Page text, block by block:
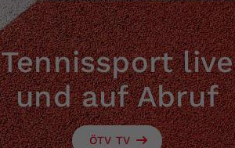
Tennissport live
und auf Abruf
ÖTV TV